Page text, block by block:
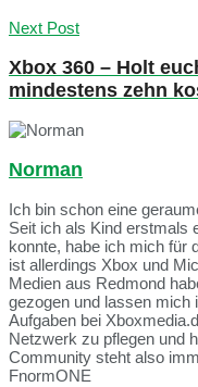
Next Post
Xbox 360 – Holt
mindestens zehn
Norman
Ich bin schon eine
Seit ich als Kind erstmals
konnte, habe ich mich für
ist allerdings Xbox und
Medien aus Redmond
gezogen und lassen mich
Aufgaben bei
Netzwerk zu pflegen und
Community steht also
FnormONE